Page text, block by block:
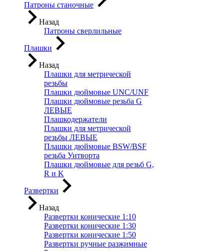
Патроны станочные
Назад
Патроны сверлильные
Плашки
Назад
Плашки для метрической
резьбы
Плашки дюймовые UNC/UNF
Плашки дюймовые резьба G
ЛЕВЫЕ
Плашкодержатели
Плашки для метрической
резьбы ЛЕВЫЕ
Плашки дюймовые BSW/BSF
резьба Уитворта
Плашки дюймовые для резьб G,
R и K
Развертки
Назад
Развертки конические 1:10
Развертки конические 1:30
Развертки конические 1:50
Развертки ручные разжимные